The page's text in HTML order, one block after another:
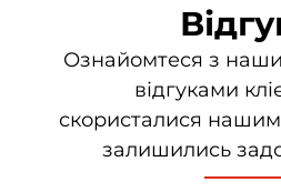
Ознайомтеся з
відгуками
скористалися
залишились